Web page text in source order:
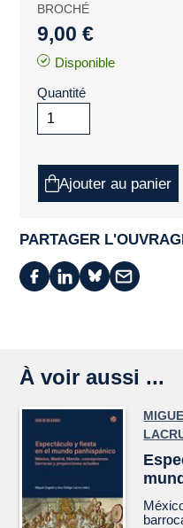
BROCHÉ
9,00 €
Disponible
Quantité
Ajouter au panier
PARTAGER
À voir aussi ...